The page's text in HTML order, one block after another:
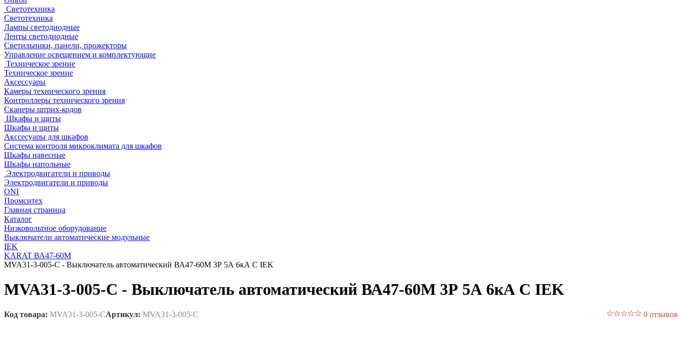
Светотехника
Светотехника
Лампы светодиодные
Ленты светодиодные
Светильники, панели, прожекторы
Управление освещением и комплектующие
Техническое зрение
Техническое зрение
Аксессуары
Камеры технического зрения
Контроллеры технического зрения
Сканеры штрих-кодов
Шкафы и щиты
Шкафы и щиты
Акссесуары для шкафов
Система контроля микроклимата для шкафов
Шкафы навесные
Шкафы напольные
Электродвигатели и приводы
Электродвигатели и приводы
ONI
Промситех
Главная страница
Каталог
Низковольтное оборудование
Выключатели автоматические модульные
IEK
KARAT ВА47-60М
MVA31-3-005-C - Выключатель автоматический ВА47-60M 3Р 5А 6кА С IEK
MVA31-3-005-C - Выключатель автоматический ВА47-60M 3Р 5А 6кА С IEK
Код товара: MVA31-3-005-CАртикул: MVA31-3-005-C 0 отзывов